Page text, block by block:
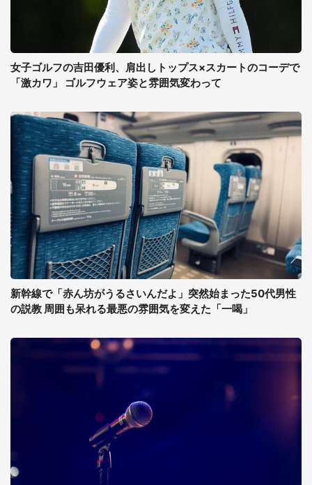
女子ゴルフの吉田優利、肩出しトップス×スカートのコーデで
「激カワ」 ゴルフウェア姿と雰囲気変わって
新幹線で「赤ん坊がうるさいんだよ」突然始まった50代男性
の説教 周囲も呆れる最悪の雰囲気を変えた「一喝」